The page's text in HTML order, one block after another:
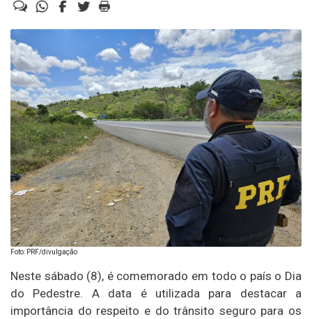
Foto: PRF/divulgação
Neste sábado (8), é comemorado em todo o país o Dia
do Pedestre. A data é utilizada para destacar a
importância do respeito e do trânsito seguro para os